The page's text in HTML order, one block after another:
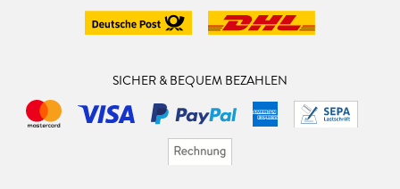
SICHER & BEQUEM BEZAHLEN